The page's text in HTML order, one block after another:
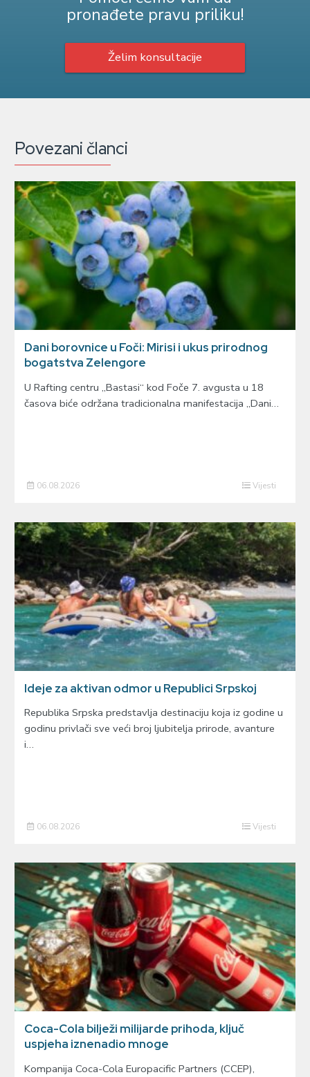
pronađete pravu priliku!
Želim konsultacije
Povezani članci
Dani borovnice u Foči: Mirisi i ukus prirodnog
bogatstva Zelengore
U Rafting centru „Bastasi“ kod Foče 7. avgusta u 18
časova biće održana tradicionalna manifestacija „Dani…
06.08.2026 Vijesti
Ideje za aktivan odmor u Republici Srpskoj
Republika Srpska predstavlja destinaciju koja iz godine u
godinu privlači sve veći broj ljubitelja prirode, avanture
i…
06.08.2026 Vijesti
Coca-Cola bilježi milijarde prihoda, ključ
uspjeha iznenadio mnoge
Kompanija Coca-Cola Europacific Partners (CCEP),